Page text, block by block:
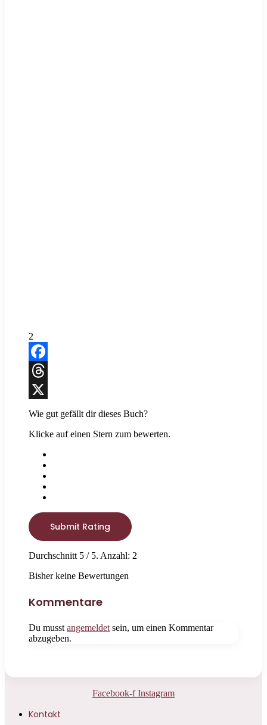
2
Facebook
Threads
X
Wie gut gefällt dir dieses Buch?
Klicke auf einen Stern zum bewerten.
Submit Rating
Durchschnitt 5 / 5. Anzahl: 2
Bisher keine Bewertungen
Kommentare
Du musst angemeldet sein, um einen Kommentar
abzugeben.
Facebook-f Instagram
Kontakt